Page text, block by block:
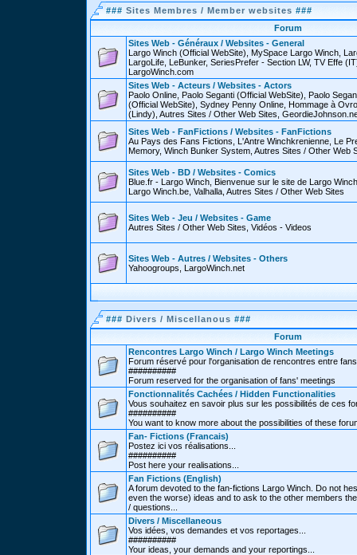
### Sites Membres / Member websites ###
Forum
Sites Web - Généraux / Websites - General
Largo Winch (Official WebSite), MySpace Largo Winch,
LargoLife, LeBunker, SeriesPrefer - Section LW, TV Effe
LargoWinch.com
Sites Web - Acteurs / Websites - Actors
Paolo Online, Paolo Seganti (Official WebSite), Paolo
(Official WebSite), Sydney Penny Online, Hommage à
(Lindy), Autres Sites / Other Web Sites,
Sites Web - FanFictions / Websites - FanFictions
Au Pays des Fans Fictions, L'Antre Winchkrenienne, Le
Memory, Winch Bunker System, Autres Sites / Other Web
Sites Web - BD / Websites - Comics
Blue.fr - Largo Winch, Bienvenue sur le site de Largo
Largo Winch.be, Valhalla, Autres Sites / Other Web Sites
Sites Web - Jeu / Websites - Game
Autres Sites / Other Web Sites, Vidéos - Videos
Sites Web - Autres / Websites - Others
Yahoogroups, LargoWinch.net
### Divers / Miscellanous ###
Forum
Rencontres Largo Winch / Largo Winch Meetings
Forum réservé pour l'organisation de rencontres entre fans
##########
Forum reserved for the organisation of fans' meetings
Fonctionnalités Cachées / Hidden Functionalities
Vous souhaitez en savoir plus sur les possibilités de ces
##########
You want to know more about the possibilities of these
Fan- Fictions (Francais)
Postez ici vos réalisations...
##########
Post here your realisations...
Fan Fictions (English)
A forum devoted to the fan-fictions Largo Winch. Do not
even the worse) ideas and to ask to the other members
/ questions...
Divers / Miscellaneous
Vos idées, vos demandes et vos reportages...
##########
Your ideas, your demands and your reportings...